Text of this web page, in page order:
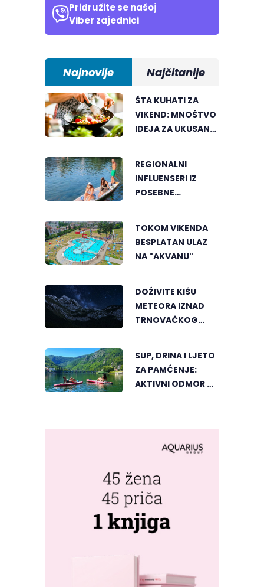
Pridružite se našoj
Viber zajednici
Najnovije Najčitanije
ŠTA KUHATI ZA
VIKEND: MNOŠTVO
IDEJA ZA UKUSAN
REGIONALNI
INFLUENSERI IZ
POSEBNE
BANJALUKU
TOKOM VIKENDA
BESPLATAN ULAZ
NA "AKVANU"
DOŽIVITE KIŠU
METEORA IZNAD
TRNOVAČKOG
SUP, DRINA I LJETO
ZA PAMĆENJE:
AKTIVNI ODMOR U